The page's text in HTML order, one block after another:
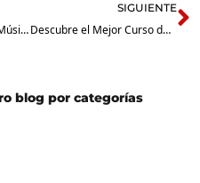
¿Buscas Iniciarte en la Música? Conoce los Mejores Cursos de Iniciación Musical en Lomas Verdes
SIGUIENTE
Descubre el Mejor Curso de Iniciación Musical en Lomas Verdes: Presencial vs Online
blog por categorías